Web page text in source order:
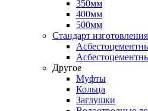
350мм
400мм
500мм
Стандарт изготовления
Другое
Муфты
Кольца
Заглушки